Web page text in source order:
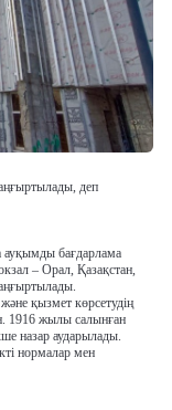
деп
ауқымды бағдарлама
– Орал, Қазақстан,
қызмет көрсетудің
1916 жылы салынған
назар аударылады.
нормалар мен